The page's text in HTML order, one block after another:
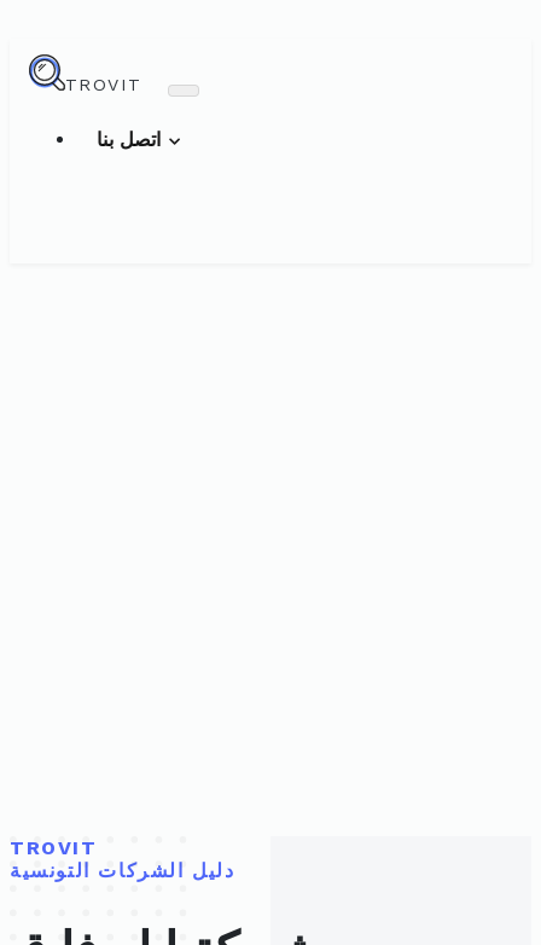
TROVIT
TROVIT
دليل الشركات التونسية